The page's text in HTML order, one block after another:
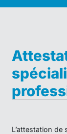
L’attestation